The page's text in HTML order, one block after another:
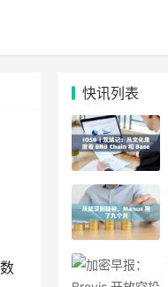
快讯列表